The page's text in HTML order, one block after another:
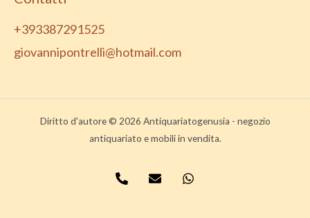
+393387291525
giovannipontrelli@hotmail.com
Diritto d'autore © 2026 Antiquariatogenusia - negozio
antiquariato e mobili in vendita.